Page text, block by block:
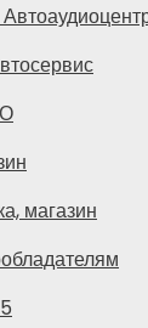
магазин